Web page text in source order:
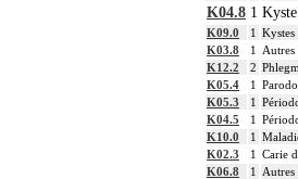
K04.8 1
K09.0 1 Kystes
K03.8
1
Autres
K12.2
2
K05.4
1
K05.3
1
K04.5
1
K10.0
1
K02.3
1 Carie
K06.8
1
Autres